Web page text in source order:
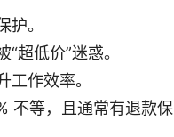
。
超低价”迷惑。
作效率。
不等，且通常有退款保